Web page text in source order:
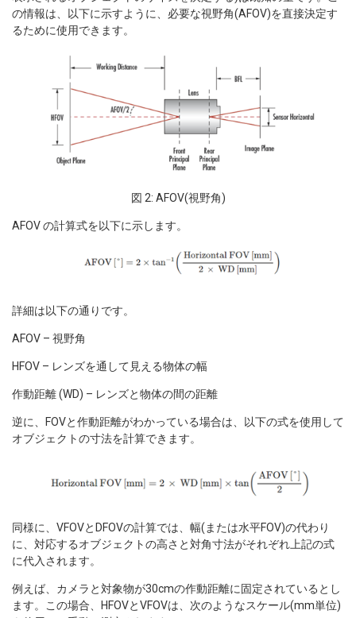
の情報は、以下に示すように、必要な視野角(AFOV)を直接決定す
るために使用できます。
図 2: AFOV(視野角)
AFOV の計算式を以下に示します。
詳細は以下の通りです。
AFOV – 視野角
HFOV – レンズを通して見える物体の幅
作動距離 (WD) – レンズと物体の間の距離
逆に、FOVと作動距離がわかっている場合は、以下の式を使用して
オブジェクトの寸法を計算できます。
同様に、VFOVとDFOVの計算では、幅(または水平FOV)の代わり
に、対応するオブジェクトの高さと対角寸法がそれぞれ上記の式
に代入されます。
例えば、カメラと対象物が30cmの作動距離に固定されているとし
ます。この場合、HFOVとVFOVは、次のようなスケール(mm単位)